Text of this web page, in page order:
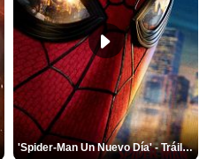
'Spider-Man Un Nuevo Día' - Tráiler oficial subtitulado